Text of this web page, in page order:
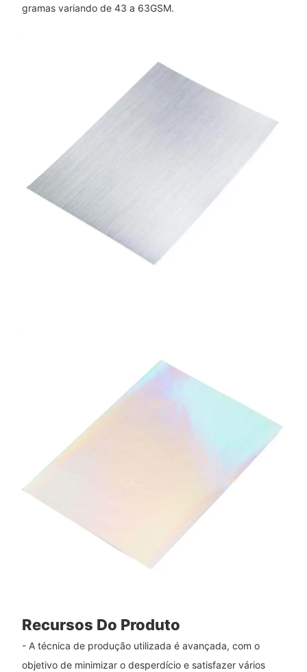
gramas variando de 43 a 63GSM.
Recursos Do Produto
- A técnica de produção utilizada é avançada, com o
objetivo de minimizar o desperdício e satisfazer vários